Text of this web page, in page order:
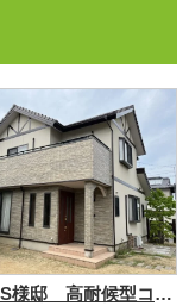
高松市 S様邸 高耐候型コーキング打替え 低汚染型意匠塗材シリコン仕上げ